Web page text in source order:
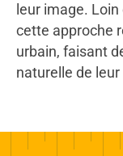
leur image.
cette approche
urbain, faisant
naturelle de